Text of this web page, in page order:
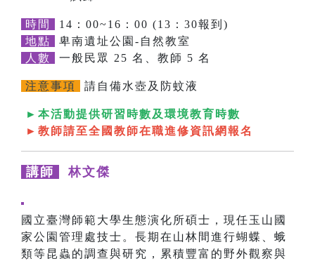
時間
14：00~16：00 (13：30報到)
地點
卑南遺址公園-自然教室
人數
一般民眾 25 名、教師 5 名
注意事項 請自備水壺及防蚊液
►本活動提供研習時數及環境教育時數
►教師請至全國教師在職進修資訊網報名
講師 林文傑
國立臺灣師範大學生態演化所碩士，現任玉山國
家公園管理處技士。長期在山林間進行蝴蝶、蛾
類等昆蟲的調查與研究，累積豐富的野外觀察與